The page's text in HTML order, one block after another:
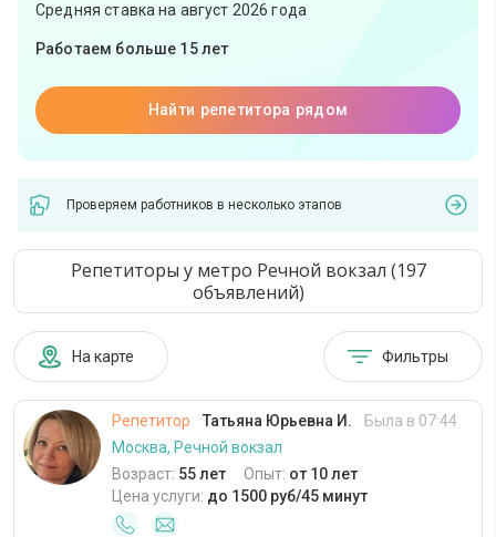
Средняя ставка на август 2026 года
Работаем больше 15 лет
Найти репетитора рядом
Проверяем работников в несколько этапов
Репетиторы у метро Речной вокзал (197
объявлений)
На карте Фильтры
Репетитор Татьяна Юрьевна И.
Была в 07:44
Москва, Речной вокзал
Возраст: 55 лет Опыт: от 10 лет
Цена услуги: до 1500 руб/45 минут